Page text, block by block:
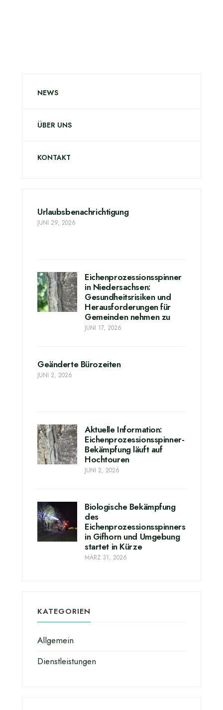
NEWS
ÜBER UNS
KONTAKT
Urlaubsbenachrichtigung
JUNI 29, 2026
Eichenprozessionsspinner
in Niedersachsen:
Gesundheitsrisiken und
Herausforderungen für
Gemeinden nehmen zu
JUNI 17, 2026
Geänderte Bürozeiten
JUNI 2, 2026
Aktuelle Information:
Eichenprozessionsspinner-
Bekämpfung läuft auf
Hochtouren
JUNI 2, 2026
Biologische Bekämpfung
des
Eichenprozessionsspinners
in Gifhorn und Umgebung
startet in Kürze
MÄRZ 31, 2026
KATEGORIEN
Allgemein
Dienstleistungen